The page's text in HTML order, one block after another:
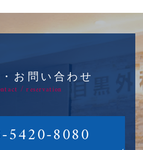
お問い合わせ
/ reservation
5420-8080